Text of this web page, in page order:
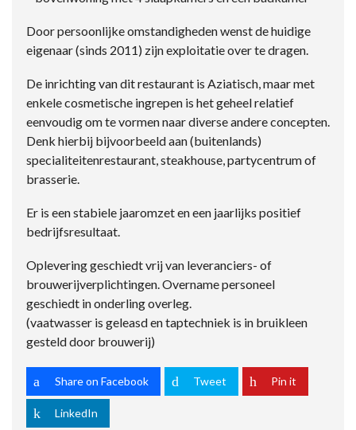
Door persoonlijke omstandigheden wenst de huidige
eigenaar (sinds 2011) zijn exploitatie over te dragen.
De inrichting van dit restaurant is Aziatisch, maar met
enkele cosmetische ingrepen is het geheel relatief
eenvoudig om te vormen naar diverse andere concepten.
Denk hierbij bijvoorbeeld aan (buitenlands)
specialiteitenrestaurant, steakhouse, partycentrum of
brasserie.
Er is een stabiele jaaromzet en een jaarlijks positief
bedrijfsresultaat.
Oplevering geschiedt vrij van leveranciers- of
brouwerijverplichtingen. Overname personeel
geschiedt in onderling overleg.
(vaatwasser is geleasd en taptechniek is in bruikleen
gesteld door brouwerij)
Share on Facebook Tweet Pin it
LinkedIn